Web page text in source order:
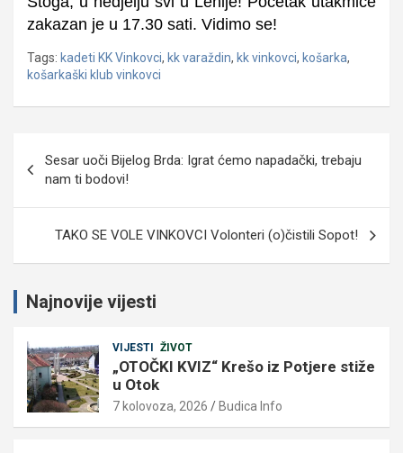
zakazan je u 17.30 sati. Vidimo se!
Tags: kadeti KK Vinkovci, kk varaždin, kk vinkovci, košarka,
košarkaški klub vinkovci
objava
Sesar uoči Bijelog Brda: Igrat ćemo napadački, trebaju
nam ti bodovi!
TAKO SE VOLE VINKOVCI Volonteri (o)čistili Sopot!
Najnovije vijesti
VIJESTI ŽIVOT
„OTOČKI KVIZ“ Krešo iz Potjere stiže
u Otok
7 kolovoza, 2026 Budica Info